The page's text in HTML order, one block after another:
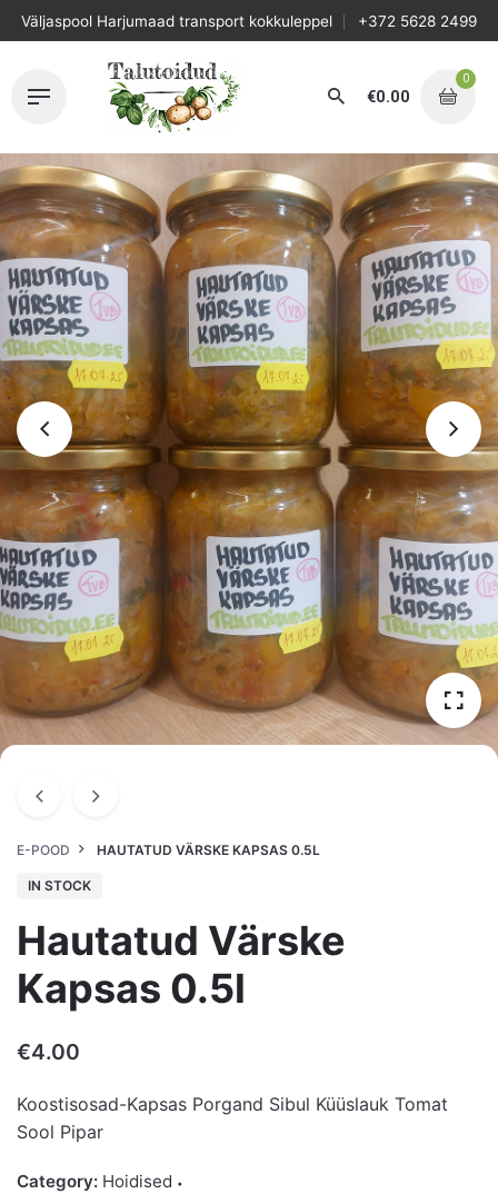
Skip
to
Väljaspool Harjumaad transport kokkuleppel +372 5628 2499
€0.00
0
E-POOD HAUTATUD VÄRSKE KAPSAS 0.5L
IN STOCK
Hautatud Värske
Kapsas 0.5l
€4.00
Koostisosad-Kapsas Porgand Sibul Küüslauk Tomat
Sool Pipar
Category: Hoidised